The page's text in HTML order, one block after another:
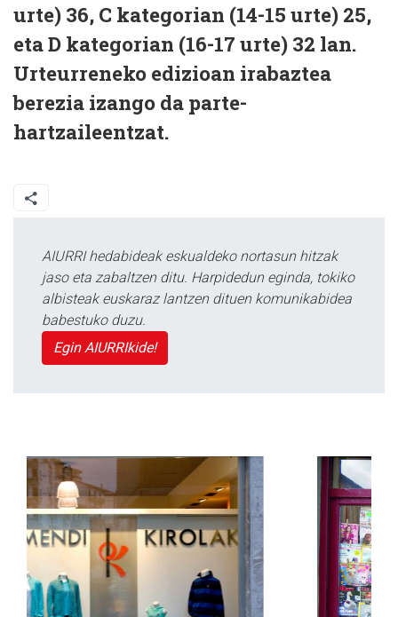
urte) 36, C kategorian (14-15 urte) 25,
eta D kategorian (16-17 urte) 32 lan.
Urteurreneko edizioan irabaztea
berezia izango da parte-
hartzaileentzat.
AIURRI hedabideak eskualdeko nortasun hitzak
jaso eta zabaltzen ditu. Harpidedun eginda, tokiko
albisteak euskaraz lantzen dituen komunikabidea
babestuko duzu.
Egin AIURRIkide!